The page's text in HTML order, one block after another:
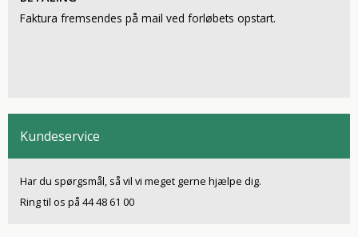
Faktura fremsendes på mail ved forløbets opstart.
Kundeservice
Har du spørgsmål, så vil vi meget gerne hjælpe dig.
Ring til os på 44 48 61 00